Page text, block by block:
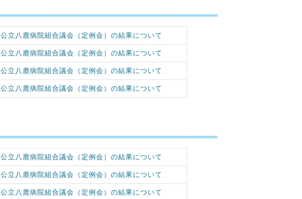
公立八鹿病院組合議会（定例会）の結果について
公立八鹿病院組合議会（定例会）の結果について
公立八鹿病院組合議会（定例会）の結果について
公立八鹿病院組合議会（定例会）の結果について
公立八鹿病院組合議会（定例会）の結果について
公立八鹿病院組合議会（定例会）の結果について
公立八鹿病院組合議会（定例会）の結果について